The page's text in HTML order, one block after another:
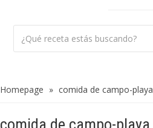
Homepage » comida de campo-playa